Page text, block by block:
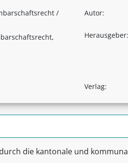
/
Autor:
Herausgeber:
Verlag:
die kantonale und